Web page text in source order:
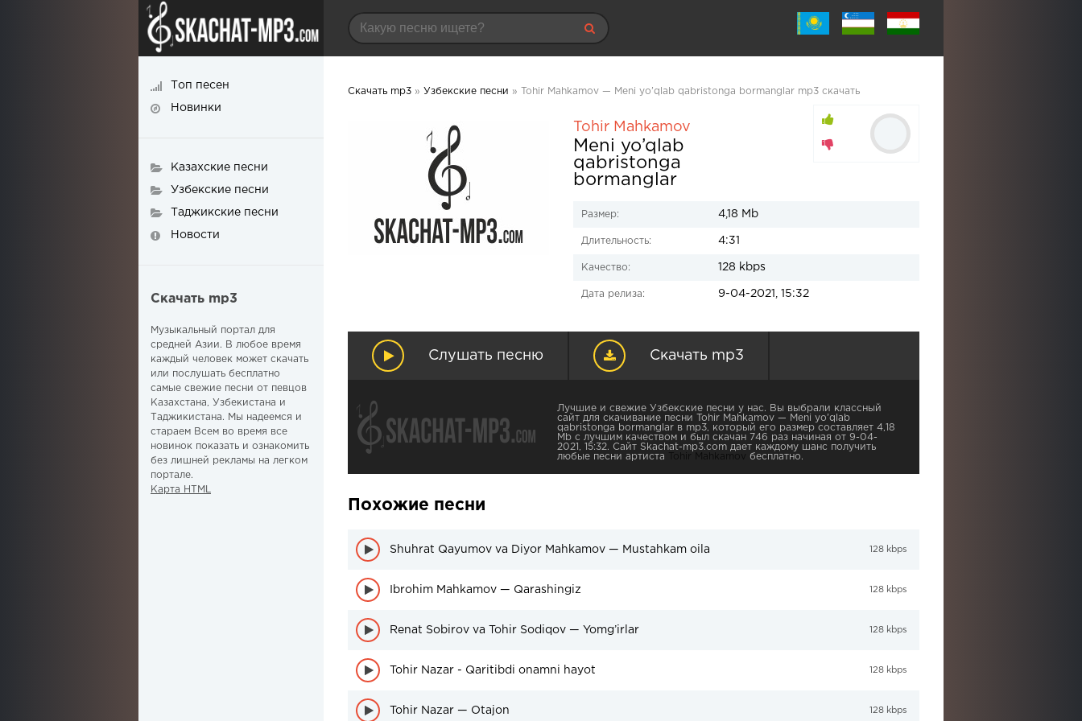
Скачать mp3 » Узбекские песни » Tohir Mahkamov — Meni yo’qlab qabristonga bormanglar mp3 скачать
Tohir Mahkamov
Meni yo’qlab
qabristonga
bormanglar
Размер: 4,18 Mb
Длительность: 4:31
Качество: 128 kbps
Дата релиза: 9-04-2021, 15:32
Слушать песню Скачать mp3
Лучшие и свежие Узбекские песни у нас. Вы выбрали классный
сайт для скачивание песни Tohir Mahkamov — Meni yo’qlab
qabristonga bormanglar в mp3, который его размер составляет 4,18
Mb с лучшим качеством и был скачан 746 раз начиная от 9-04-
2021, 15:32. Сайт Skachat-mp3.com дает каждому шанс получить
любые песни артиста
Tohir Mahkamov бесплатно.
Похожие песни
Shuhrat Qayumov va Diyor Mahkamov — Mustahkam oila 128 kbps
Ibrohim Mahkamov — Qarashingiz 128 kbps
Renat Sobirov va Tohir Sodiqov — Yomg’irlar 128 kbps
Tohir Nazar - Qaritibdi onamni hayot 128 kbps
Tohir Nazar — Otajon 128 kbps
Топ песен
Новинки
Казахские песни
Узбекские песни
Таджикские песни
Новости
Скачать mp3
Музыкальный портал для
средней Азии. В любое время
каждый человек может скачать
или послушать бесплатно
самые свежие песни от певцов
Казахстана, Узбекистана и
Таджикистана. Мы надеемся и
стараем Всем во время все
новинок показать и ознакомить
без лишней рекламы на легком
портале.
Карта HTML